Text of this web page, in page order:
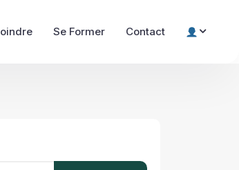
Se Former Contact